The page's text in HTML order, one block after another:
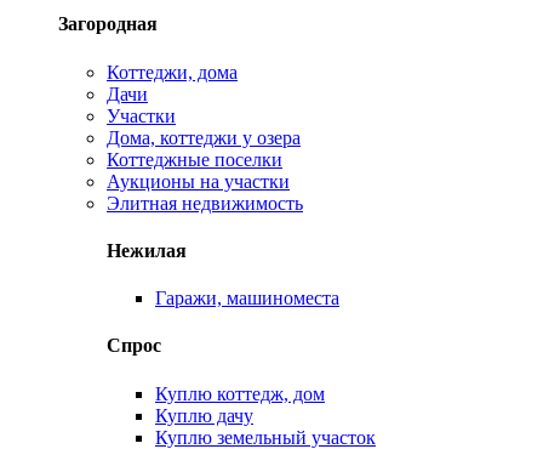
Загородная
Коттеджи, дома
Дачи
Участки
Дома, коттеджи у озера
Коттеджные поселки
Аукционы на участки
Элитная недвижимость
Нежилая
Гаражи, машиноместа
Спрос
Куплю коттедж, дом
Куплю дачу
Куплю земельный участок